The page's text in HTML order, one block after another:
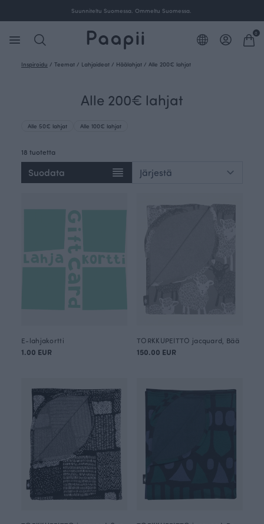
Suunniteltu Suomessa. Ommeltu Suomessa.
0
Inspiroidu / Teemat / Lahjaideat / Häälahjat / Alle 200€ lahjat
Alle 200€ lahjat
Alle 50€ lahjat Alle 100€ lahjat
18 tuotetta
Suodata
E-lahjakortti
1.00 EUR
TORKKUPEITTO jacquard, Bää
150.00 EUR